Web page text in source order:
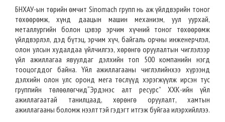
БНХАУ-ын төрийн өмчит Sinomach групп нь аж үйлдвэрийн тоног
төхөөрөмж, хүнд даацын машин механизм, уул уурхай,
металлургийн болон цэвэр эрчим хүчний тоног төхөөрөмж
үйлдвэрлэл, дэд бүтэц, эрчим хүч, байгаль орчны инженерчлэл,
олон улсын худалдаа үйлчилгээ, хөрөнгө оруулалтын чиглэлээр
үйл ажиллагаа явуулдаг дэлхийн топ 500 компанийн нэгд
тооцогддог байна. Үйл ажиллагааны чиглэлийнхээ хүрээнд
дэлхийн олон улс оронд мега төслүүд хэрэгжүүлж ирсэн тус
группийн төлөөлөгчид“Эрдэнэс алт ресурс” ХХК-ийн үйл
ажиллагаатай танилцаад, хөрөнгө оруулалт, хамтын
ажиллагааны боломж нээлттэй гэдэгт итгэж буйгаа илэрхийллээ.